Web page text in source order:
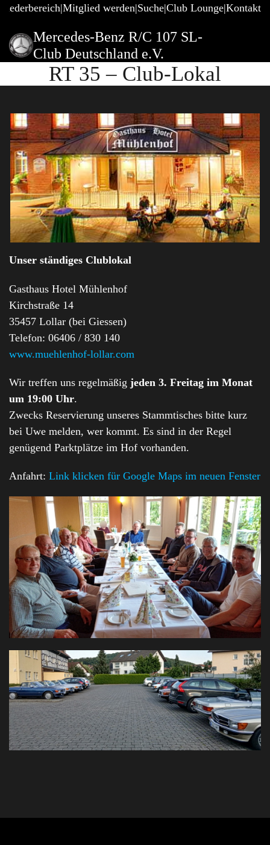
Mitglied werden Suche Club Lounge Kontakt
Mercedes-Benz R/C 107 SL-
Club Deutschland e.V.
RT 35 – Club-Lokal
Unser ständiges Clublokal
Gasthaus Hotel Mühlenhof
Kirchstraße 14
35457 Lollar (bei Giessen)
Telefon: 06406 / 830 140
www.muehlenhof-lollar.com
Wir treffen uns regelmäßig jeden 3. Freitag im Monat
um 19:00 Uhr.
Zwecks Reservierung unseres Stammtisches bitte kurz
bei Uwe melden, wer kommt. Es sind in der Regel
genügend Parktplätze im Hof vorhanden.
Anfahrt: Link klicken für Google Maps im neuen Fenster